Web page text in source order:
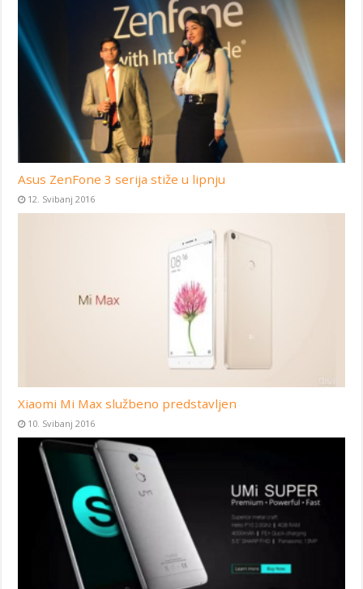
Asus ZenFone 3 serija stiže u lipnju
12. Svibanj 2016
Xiaomi Mi Max službeno predstavljen
10. Svibanj 2016